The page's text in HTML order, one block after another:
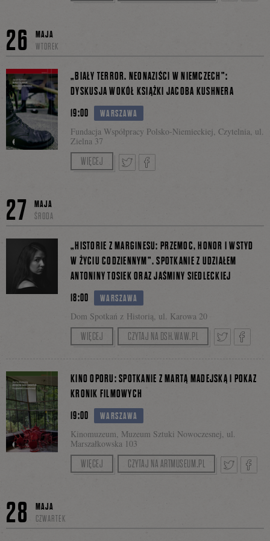
26
MAJA
WTOREK
19:00 WARSZAWA
Fundacja Współpracy Polsko-Niemieckiej, Czytelnia, ul.
Zielna 37
„BIAŁY TERROR. NEONAZIŚCI W NIEMCZECH”:
DYSKUSJA WOKÓŁ KSIĄŻKI JACOBA KUSHNERA
Moderacja: Magdalena Szaniawska-Schwabe
WIĘCEJ
się
na
Facebooku
27
MAJA
ŚRODA
18:00 WARSZAWA
Dom Spotkań z Historią, ul. Karowa 20
„HISTORIE Z MARGINESU: PRZEMOC, HONOR I WSTYD
W ŻYCIU CODZIENNYM”. SPOTKANIE Z UDZIAŁEM
ANTONINY TOSIEK ORAZ JAŚMINY SIEDLECKIEJ
Rozmowę poprowadzi Błażej Brzostek.
WIĘCEJ CZYTAJ NA DSH.WAW.PL
na
19:00 WARSZAWA
Kinomuzeum, Muzeum Sztuki Nowoczesnej, ul.
Marszałkowska 103
KINO OPORU: SPOTKANIE Z MARTĄ MADEJSKĄ I POKAZ
KRONIK FILMOWYCH
„Kroniki oporu. Strajki 1989-1994. Po pokazie
WIĘCEJ CZYTAJ NA ARTMUSEUM.PL
28
MAJA
CZWARTEK